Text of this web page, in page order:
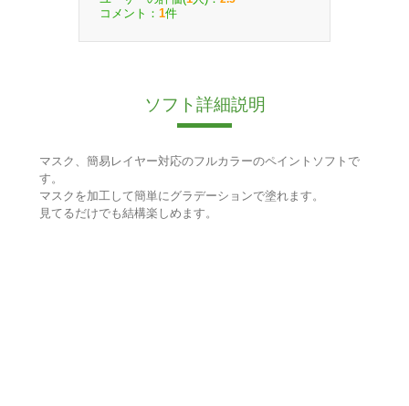
コメント： 1件
ソフト詳細説明
マスク、簡易レイヤー対応のフルカラーのペイントソフトで
す。
マスクを加工して簡単にグラデーションで塗れます。
見てるだけでも結構楽しめます。